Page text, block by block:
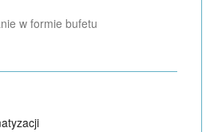
w formie bufetu